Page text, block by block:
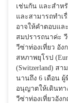
เช่นกัน และสำห
และสามารถทำเ
อาจให้คำตอบแล
สมปรารถนาค่ะ
วีซ่าท่องเที่ยว อั
สหภาพยุโรป
(Switzerland) ส
นานถึง 6 เดือน ผู้
อนุญาตให้เดินทา
วีซ่าท่องเที่ยวอังก